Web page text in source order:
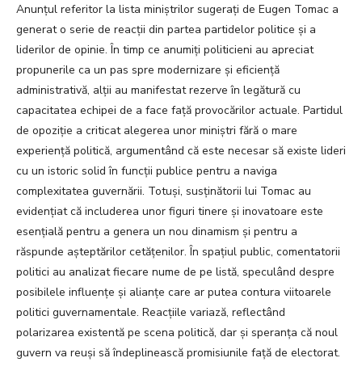
Anunțul referitor la lista miniștrilor sugerați de Eugen Tomac a
generat o serie de reacții din partea partidelor politice și a
liderilor de opinie. În timp ce anumiți politicieni au apreciat
propunerile ca un pas spre modernizare și eficiență
administrativă, alții au manifestat rezerve în legătură cu
capacitatea echipei de a face față provocărilor actuale. Partidul
de opoziție a criticat alegerea unor miniștri fără o mare
experiență politică, argumentând că este necesar să existe lideri
cu un istoric solid în funcții publice pentru a naviga
complexitatea guvernării. Totuși, susținătorii lui Tomac au
evidențiat că includerea unor figuri tinere și inovatoare este
esențială pentru a genera un nou dinamism și pentru a
răspunde așteptărilor cetățenilor. În spațiul public, comentatorii
politici au analizat fiecare nume de pe listă, speculând despre
posibilele influențe și alianțe care ar putea contura viitoarele
politici guvernamentale. Reacțiile variază, reflectând
polarizarea existentă pe scena politică, dar și speranța că noul
guvern va reuși să îndeplinească promisiunile față de electorat.